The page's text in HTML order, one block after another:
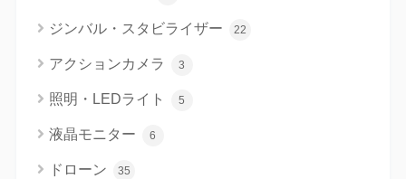
ジンバル・スタビライザー 22
アクションカメラ 3
照明・LEDライト 5
液晶モニター 6
ドローン 35